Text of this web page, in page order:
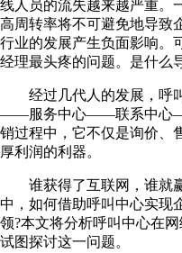
线人员的流失越来越严重。
高周转率将不可避免地导致
行业的发展产生负面影响。
经理最头疼的问题。是什么
经过几代人的发展，呼叫
——服务中心——联系中心
销过程中，它不仅是询价、
厚利润的利器。
谁获得了互联网，谁就赢
中，如何借助呼叫中心实现
领?本文将分析呼叫中心在
试图探讨这一问题。